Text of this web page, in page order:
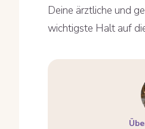
Deine ärztliche und
wichtigste Halt auf